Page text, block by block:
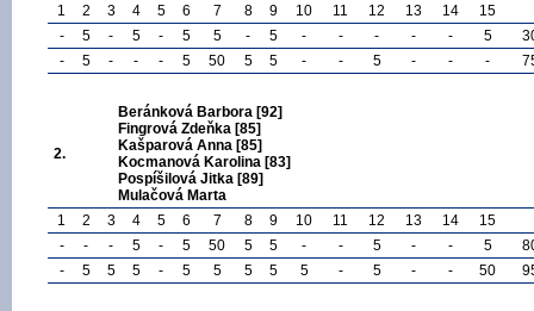
1 2 3 4 5 6 7 8 9 10 11 12 13 14
15
-
5 - 5 - 5 5 - 5 - - - - - 5
-
5 - - - 5 50 5 5 - - 5 - - -
2.
Beránková Barbora [92]
Fingrová Zdeňka [85]
Kašparová Anna [85]
Kocmanová Karolina [83]
Pospíšilová Jitka [89]
Mulačová Marta
1
2 3 4 5 6 7 8 9 10 11 12 13 14
15
-
- - 5 - 5 50 5 5 - - 5 - - 5
-
5 5 5 - 5 5 5 5 5 - 5 - - 50